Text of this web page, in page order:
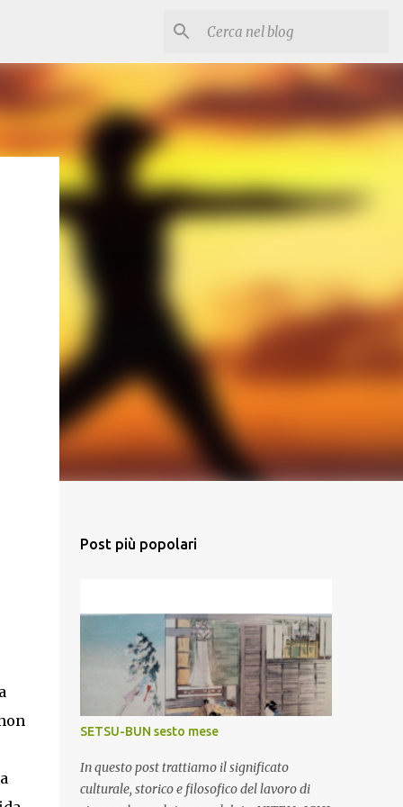
Post più popolari
SETSU-BUN sesto mese
In questo post trattiamo il significato
culturale, storico e filosofico del lavoro di